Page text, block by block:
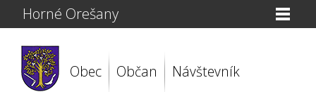
Horné Orešany
Obec Občan Návštevník